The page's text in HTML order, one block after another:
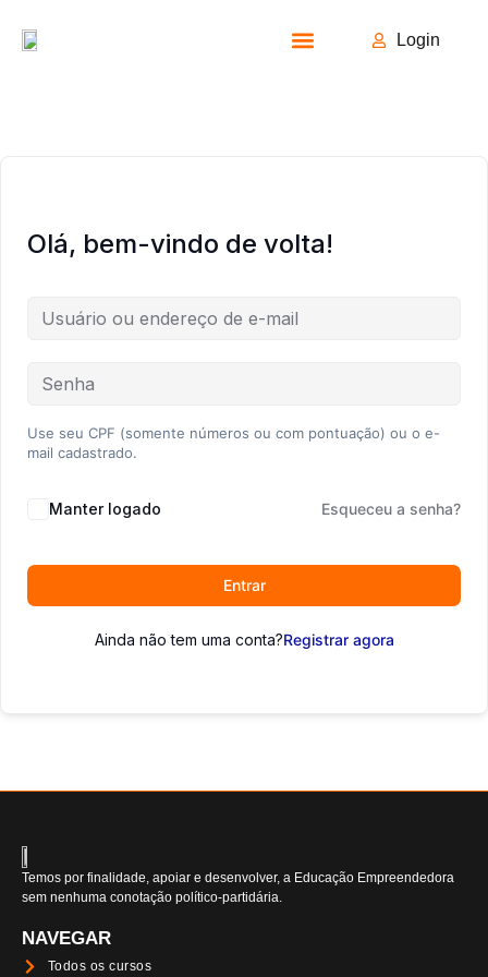
Login
Olá, bem-vindo de volta!
Use seu CPF (somente números ou com pontuação) ou o e-
mail cadastrado.
Manter logado Esqueceu a senha?
Entrar
Ainda não tem uma conta?Registrar agora
Temos por finalidade, apoiar e desenvolver, a Educação Empreendedora
sem nenhuma conotação político-partidária.
NAVEGAR
Todos os cursos